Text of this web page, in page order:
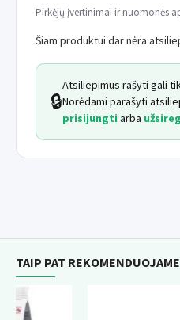
Vidinis užpildas:antialerginis
Spalva: pagal dabartinį
Valymas:galima skalbti
temperatūroje su plovikliais
Pirkėjų įvertinimai ir nuomonės
Šiam produktui dar nėra
🔒
Atsiliepimus rašyti gali
Norėdami parašyti
prisijungti arba
TAIP PAT REKOMENDUOJAME